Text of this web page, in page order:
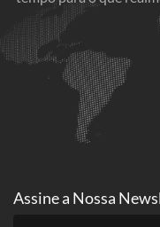
Assine a Nossa